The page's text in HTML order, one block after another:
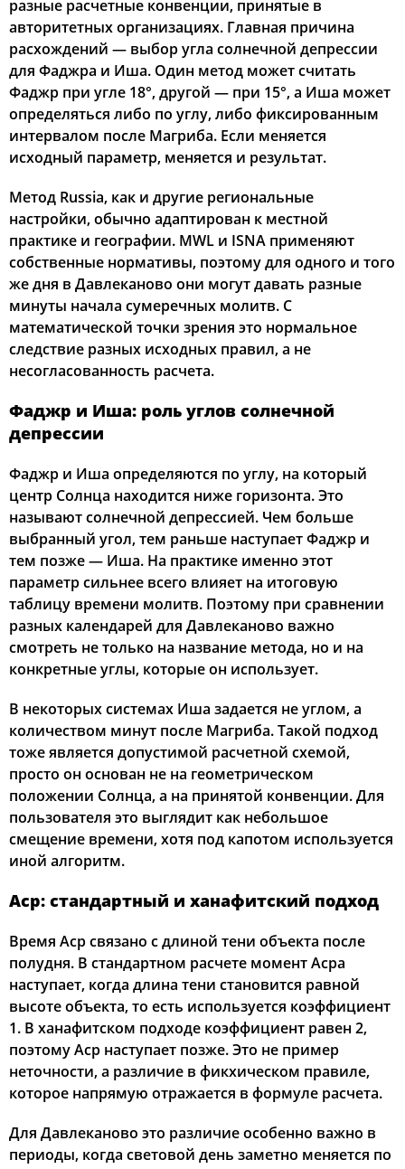
разные расчетные конвенции, принятые в
авторитетных организациях. Главная причина
расхождений — выбор угла солнечной депрессии
для Фаджра и Иша. Один метод может считать
Фаджр при угле 18°, другой — при 15°, а Иша может
определяться либо по углу, либо фиксированным
интервалом после Магриба. Если меняется
исходный параметр, меняется и результат.
Метод Russia, как и другие региональные
настройки, обычно адаптирован к местной
практике и географии. MWL и ISNA применяют
собственные нормативы, поэтому для одного и того
же дня в Давлеканово они могут давать разные
минуты начала сумеречных молитв. С
математической точки зрения это нормальное
следствие разных исходных правил, а не
несогласованность расчета.
Фаджр и Иша: роль углов солнечной
депрессии
Фаджр и Иша определяются по углу, на который
центр Солнца находится ниже горизонта. Это
называют солнечной депрессией. Чем больше
выбранный угол, тем раньше наступает Фаджр и
тем позже — Иша. На практике именно этот
параметр сильнее всего влияет на итоговую
таблицу времени молитв. Поэтому при сравнении
разных календарей для Давлеканово важно
смотреть не только на название метода, но и на
конкретные углы, которые он использует.
В некоторых системах Иша задается не углом, а
количеством минут после Магриба. Такой подход
тоже является допустимой расчетной схемой,
просто он основан не на геометрическом
положении Солнца, а на принятой конвенции. Для
пользователя это выглядит как небольшое
смещение времени, хотя под капотом используется
иной алгоритм.
Аср: стандартный и ханафитский подход
Время Аср связано с длиной тени объекта после
полудня. В стандартном расчете момент Асра
наступает, когда длина тени становится равной
высоте объекта, то есть используется коэффициент
1. В ханафитском подходе коэффициент равен 2,
поэтому Аср наступает позже. Это не пример
неточности, а различие в фикхическом правиле,
которое напрямую отражается в формуле расчета.
Для Давлеканово это различие особенно важно в
периоды, когда световой день заметно меняется по